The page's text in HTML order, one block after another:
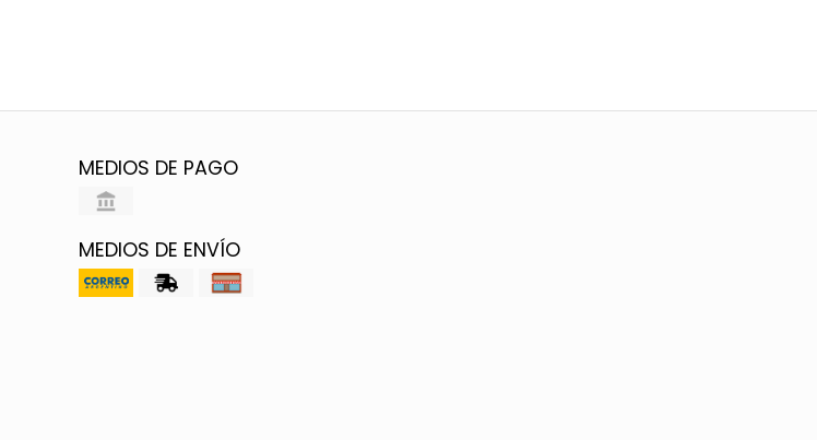
MEDIOS DE PAGO
MEDIOS DE ENVÍO